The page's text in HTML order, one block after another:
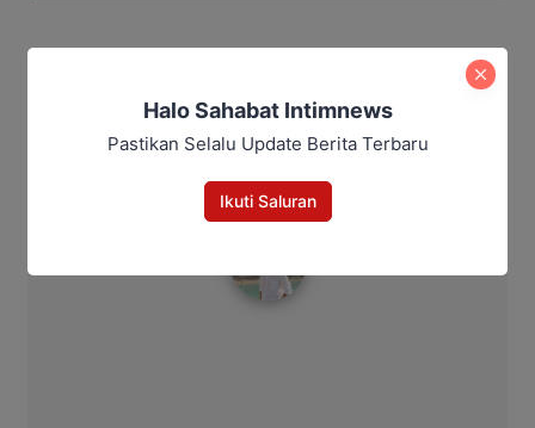
Halo Sahabat Intimnews
Pastikan Selalu Update Berita Terbaru
Ikuti Saluran